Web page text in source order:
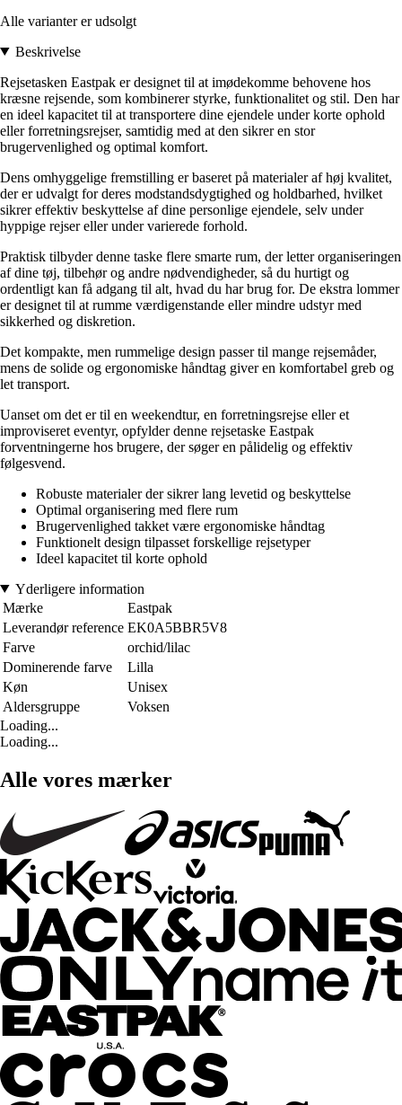
Alle varianter er udsolgt
Beskrivelse
Rejsetasken Eastpak er designet til at imødekomme behovene hos
kræsne rejsende, som kombinerer styrke, funktionalitet og stil. Den har
en ideel kapacitet til at transportere dine ejendele under korte ophold
eller forretningsrejser, samtidig med at den sikrer en stor
brugervenlighed og optimal komfort.
Dens omhyggelige fremstilling er baseret på materialer af høj kvalitet,
der er udvalgt for deres modstandsdygtighed og holdbarhed, hvilket
sikrer effektiv beskyttelse af dine personlige ejendele, selv under
hyppige rejser eller under varierede forhold.
Praktisk tilbyder denne taske flere smarte rum, der letter organiseringen
af dine tøj, tilbehør og andre nødvendigheder, så du hurtigt og
ordentligt kan få adgang til alt, hvad du har brug for. De ekstra lommer
er designet til at rumme værdigenstande eller mindre udstyr med
sikkerhed og diskretion.
Det kompakte, men rummelige design passer til mange rejsemåder,
mens de solide og ergonomiske håndtag giver en komfortabel greb og
let transport.
Uanset om det er til en weekendtur, en forretningsrejse eller et
improviseret eventyr, opfylder denne rejsetaske Eastpak
forventningerne hos brugere, der søger en pålidelig og effektiv
følgesvend.
Robuste materialer der sikrer lang levetid og beskyttelse
Optimal organisering med flere rum
Brugervenlighed takket være ergonomiske håndtag
Funktionelt design tilpasset forskellige rejsetyper
Ideel kapacitet til korte ophold
Yderligere information
Mærke
Eastpak
Leverandør reference EK0A5BBR5V8
Farve
orchid/lilac
Dominerende farve
Lilla
Køn
Unisex
Aldersgruppe
Voksen
Loading...
Loading...
Alle vores mærker